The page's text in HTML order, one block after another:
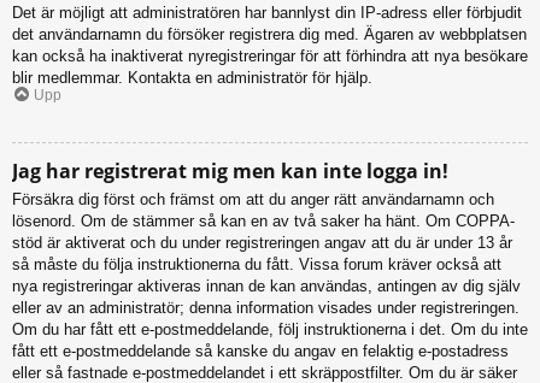
Det är möjligt att administratören har bannlyst din IP-adress eller förbjudit
det användarnamn du försöker registrera dig med. Ägaren av webbplatsen
kan också ha inaktiverat nyregistreringar för att förhindra att nya besökare
blir medlemmar. Kontakta en administratör för hjälp.
Upp
Jag har registrerat mig men kan inte logga in!
Försäkra dig först och främst om att du anger rätt användarnamn och
lösenord. Om de stämmer så kan en av två saker ha hänt. Om COPPA-
stöd är aktiverat och du under registreringen angav att du är under 13 år
så måste du följa instruktionerna du fått. Vissa forum kräver också att
nya registreringar aktiveras innan de kan användas, antingen av dig själv
eller av an administratör; denna information visades under registreringen.
Om du har fått ett e-postmeddelande, följ instruktionerna i det. Om du inte
fått ett e-postmeddelande så kanske du angav en felaktig e-postadress
eller så fastnade e-postmeddelandet i ett skräppostfilter. Om du är säker